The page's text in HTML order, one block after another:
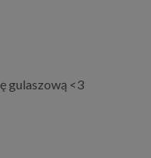
gulaszową <3